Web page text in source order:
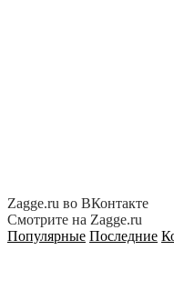
Zagge.ru во ВКонтакте
Смотрите на Zagge.ru
Популярные Последние